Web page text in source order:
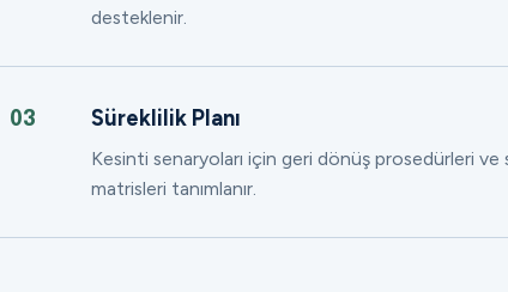
desteklenir.
03 Süreklilik Planı
Kesinti senaryoları için geri dönüş prosedürleri ve
matrisleri tanımlanır.